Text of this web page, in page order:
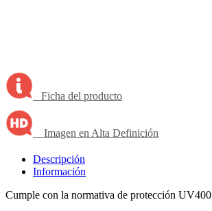
Ficha del producto
Imagen en Alta Definición
Descripción
Información
Cumple con la normativa de protección UV400